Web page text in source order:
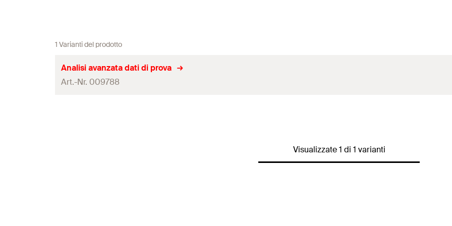
1 Varianti del prodotto
Analisi avanzata dati di prova
Art.-Nr. 009788
Visualizzate 1 di 1 varianti